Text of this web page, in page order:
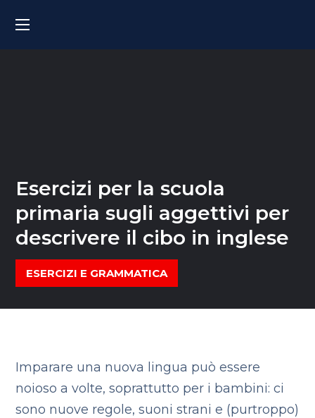
Esercizi per la scuola
primaria sugli aggettivi per
descrivere il cibo in inglese
ESERCIZI E GRAMMATICA
Imparare una nuova lingua può essere
noioso a volte, soprattutto per i bambini: ci
sono nuove regole, suoni strani e (purtroppo)